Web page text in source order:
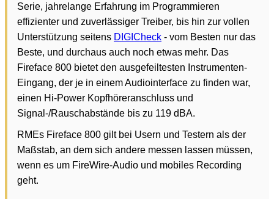
Serie, jahrelange Erfahrung im Programmieren
effizienter und zuverlässiger Treiber, bis hin zur vollen
Unterstützung seitens DIGICheck - vom Besten nur das
Beste, und durchaus auch noch etwas mehr. Das
Fireface 800 bietet den ausgefeiltesten Instrumenten-
Eingang, der je in einem Audiointerface zu finden war,
einen Hi-Power Kopfhöreranschluss und
Signal-/Rauschabstände bis zu 119 dBA.
RMEs Fireface 800 gilt bei Usern und Testern als der
Maßstab, an dem sich andere messen lassen müssen,
wenn es um FireWire-Audio und mobiles Recording
geht.